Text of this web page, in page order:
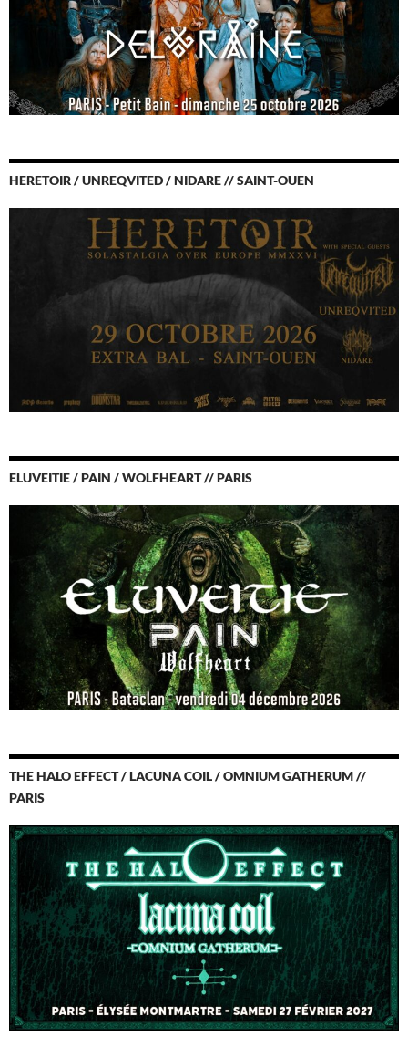
HERETOIR / UNREQVITED / NIDARE // SAINT-OUEN
ELUVEITIE / PAIN / WOLFHEART // PARIS
THE HALO EFFECT / LACUNA COIL / OMNIUM GATHERUM //
PARIS